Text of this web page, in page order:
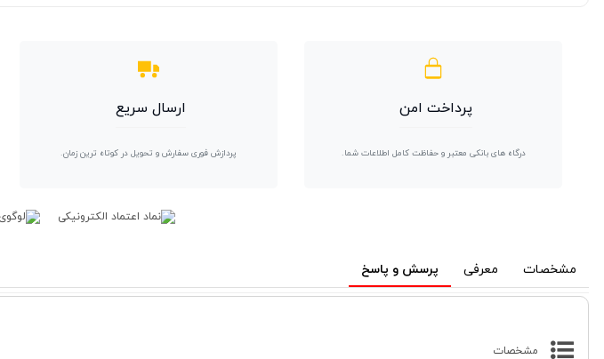
پرداخت امن
درگاه های بانکی معتبر و حفاظت کامل اطلاعات شما.
ارسال سریع
پردازش فوری سفارش و تحویل در کوتاه ترین زمان.
مشخصات معرفی پرسش و پاسخ
مشخصات